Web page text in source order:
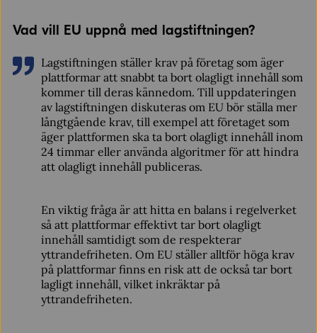
Vad vill EU uppnå med lagstiftningen?
Lagstiftningen ställer krav på företag som äger
plattformar att snabbt ta bort olagligt innehåll som
kommer till deras kännedom. Till uppdateringen
av lagstiftningen diskuteras om EU bör ställa mer
långtgående krav, till exempel att företaget som
äger plattformen ska ta bort olagligt innehåll inom
24 timmar eller använda algoritmer för att hindra
att olagligt innehåll publiceras.
En viktig fråga är att hitta en balans i regelverket
så att plattformar effektivt tar bort olagligt
innehåll samtidigt som de respekterar
yttrandefriheten. Om EU ställer alltför höga krav
på plattformar finns en risk att de också tar bort
lagligt innehåll, vilket inkräktar på
yttrandefriheten.